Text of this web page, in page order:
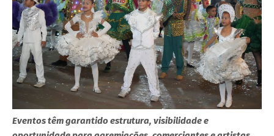
Eventos têm garantido estrutura, visibilidade e